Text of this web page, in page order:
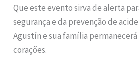
Que este evento sirva de alerta
segurança e da prevenção de
Agustín e sua família permanecerá
corações.